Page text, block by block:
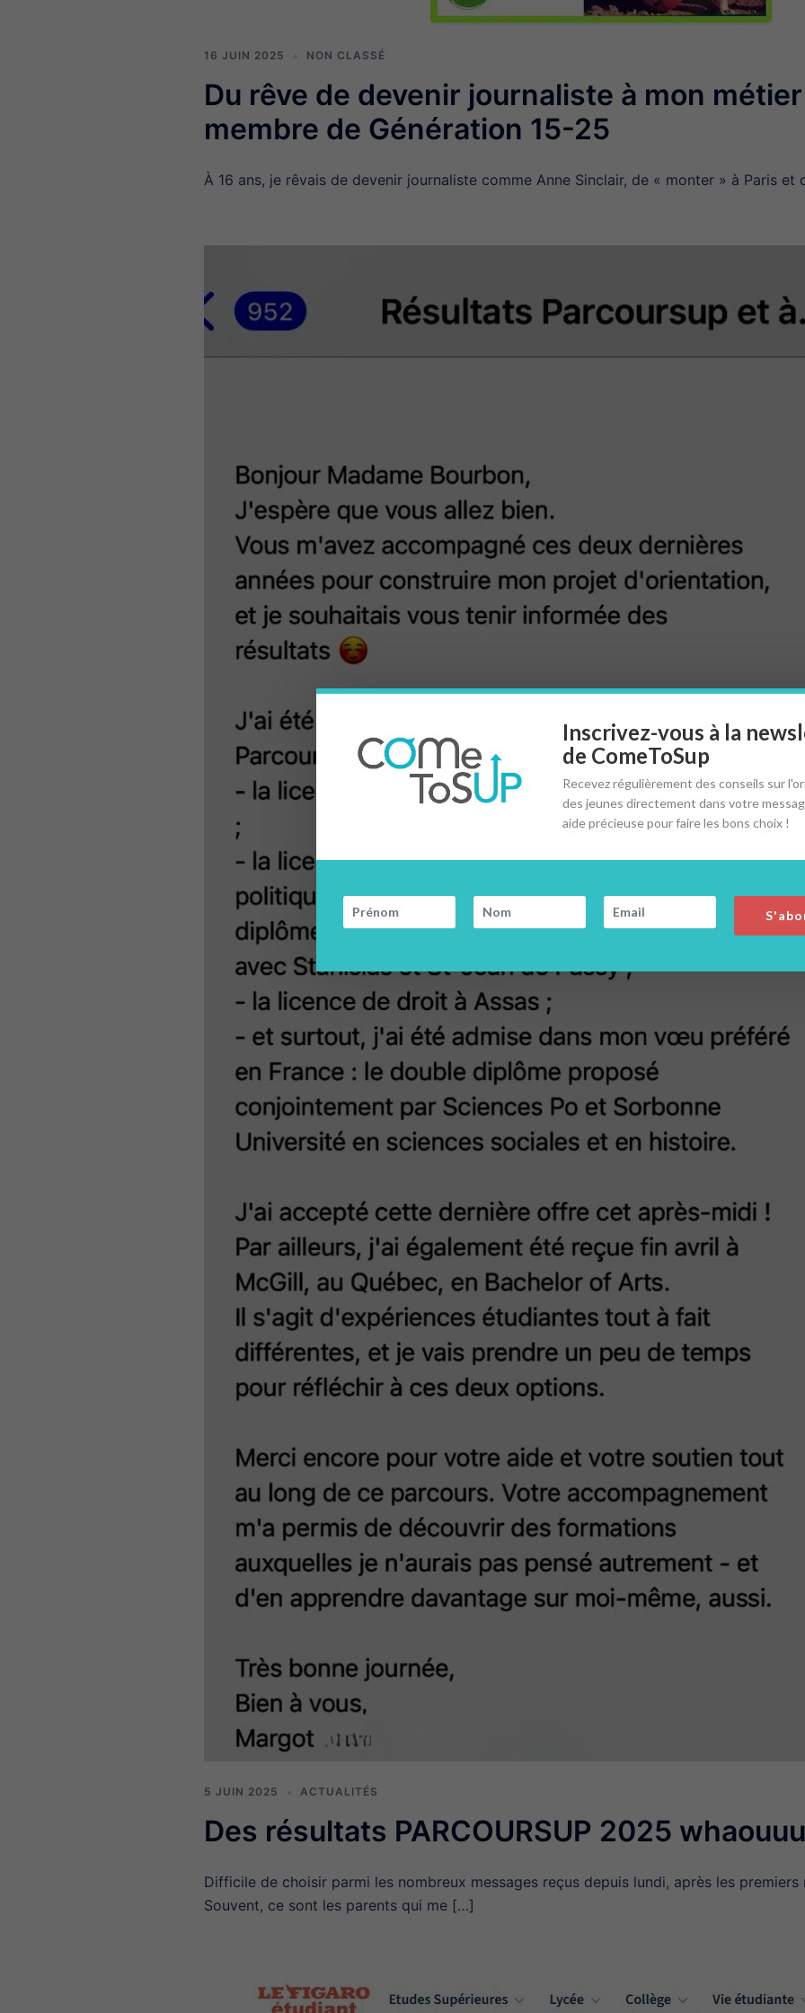
16 JUIN 2025 NON CLASSÉ
Du rêve de devenir journaliste à mon
membre de Génération 15-25
À 16 ans, je rêvais de devenir journaliste comme Anne Sinclair, de « monter » à Paris
5 JUIN 2025 ACTUALITÉS
Des résultats PARCOURSUP 2025
Difficile de choisir parmi les nombreux messages reçus depuis lundi, après les premiers
Souvent, ce sont les parents qui me […]
Inscrivez-vous à la
de ComeToSup
Recevez régulièrement des conseils sur
des jeunes directement dans votre
aide précieuse pour faire les bons choix !